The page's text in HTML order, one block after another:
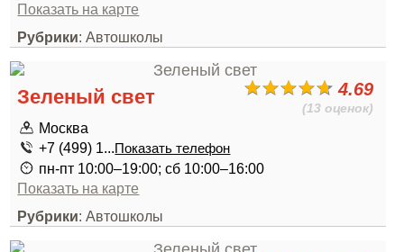
Показать на карте
Рубрики: Автошколы
4.69
(13 оценок)
Зеленый свет
Москва
+7 (499) 1...Показать телефон
пн-пт 10:00–19:00; сб 10:00–16:00
Показать на карте
Рубрики: Автошколы